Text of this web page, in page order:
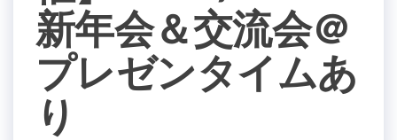
新年会＆交流会＠
プレゼンタイムあ
り